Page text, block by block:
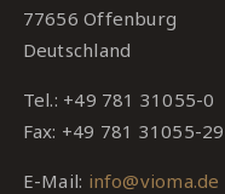
77656 Offenburg
Deutschland
Tel.: +49 781 31055-0
Fax: +49 781 31055-29
E-Mail: info@vioma.de